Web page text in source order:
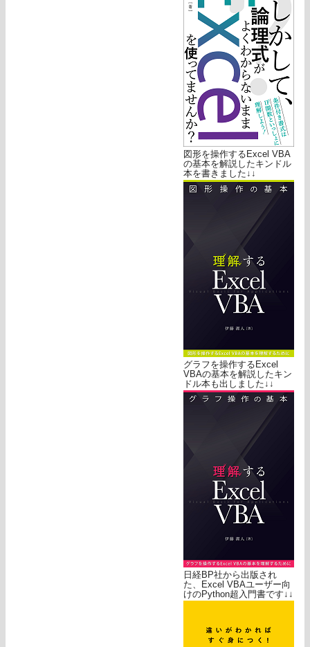
図形を操作するExcel VBA
の基本を解説したキンドル
本を書きました↓↓
グラフを操作するExcel
VBAの基本を解説したキン
ドル本も出しました↓↓
日経BP社から出版され
た、Excel VBAユーザー向
けのPython超入門書です↓↓